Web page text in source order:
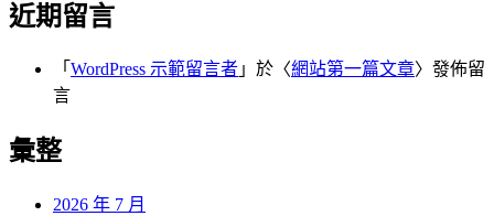
近期留言
「 WordPress 示範留言者 」於〈網站第一篇文章〉發佈留
言
彙整
2026 年 7 月